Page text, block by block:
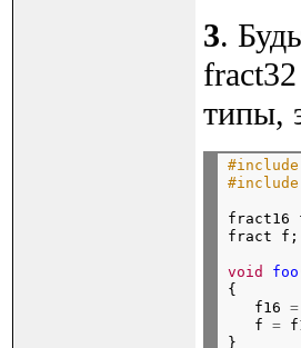
3.
типы,
fract16
fract f;
void foo
{
   f16
=
   f
=